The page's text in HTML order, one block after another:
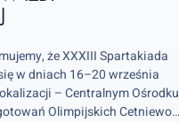
że XXXIII Spartakiada
w dniach 16–20 września
– Centralnym Ośrodku
Olimpijskich Cetniewo